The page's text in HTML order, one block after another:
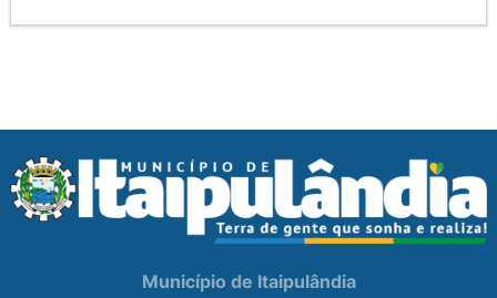
Município de Itaipulândia